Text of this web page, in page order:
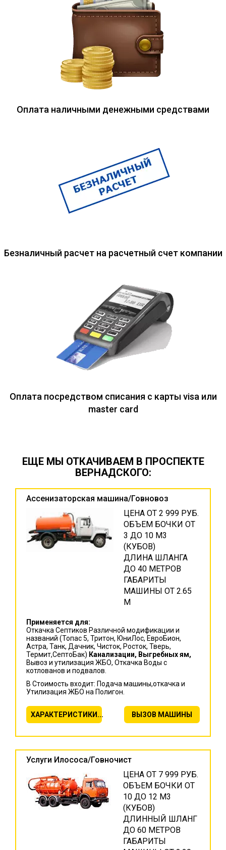
Оплата наличными денежными средствами
Безналичный расчет на расчетный счет компании
Оплата посредством списания с карты visa или
master card
ЕЩЕ МЫ ОТКАЧИВАЕМ В ПРОСПЕКТЕ
ВЕРНАДСКОГО:
Ассенизаторская машина/Говновоз
ЦЕНА ОТ 2 999 РУБ.
ОБЪЕМ БОЧКИ ОТ
3 ДО 10 М3
(КУБОВ)
ДЛИНА ШЛАНГА
ДО 40 МЕТРОВ
ГАБАРИТЫ
МАШИНЫ ОТ 2.65
М
Применяется для:
Откачка Септиков Различной модификации и
названий (Топас 5, Тритон, ЮниЛос, ЕвроБион,
Астра, Танк, Дачник, Чисток, Росток, Тверь,
Термит,СептоБак) Канализации, Выгребных ям,
Вывоз и утилизация ЖБО, Откачка Воды с
котлованов и подвалов.
В Стоимость входит: Подача машины,откачка и
Утилизация ЖБО на Полигон.
ХАРАКТЕРИСТИКИ... ВЫЗОВ МАШИНЫ
Услуги Илососа/Говночист
ЦЕНА ОТ 7 999 РУБ.
ОБЪЕМ БОЧКИ ОТ
10 ДО 12 М3
(КУБОВ)
ДЛИННЫЙ ШЛАНГ
ДО 60 МЕТРОВ
ГАБАРИТЫ